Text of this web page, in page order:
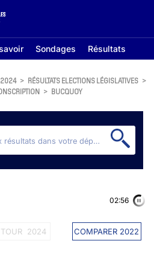
Sondages Résultats
2024 > RÉSULTATS ELECTIONS LÉGISLATIVES >
> BUCQUOY
TOUR 2024 COMPARER 2022
02:56